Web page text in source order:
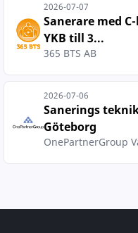
2026-07-07
Sanerare med
YKB till 3...
365 BTS AB
2026-07-06
Sanerings
Göteborg
OnePartnerGroup